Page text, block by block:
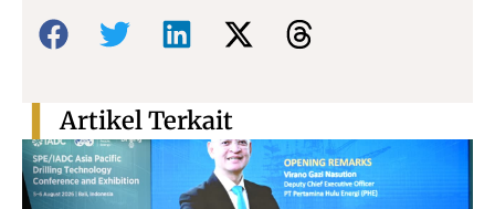
Bagikan:
Artikel Terkait